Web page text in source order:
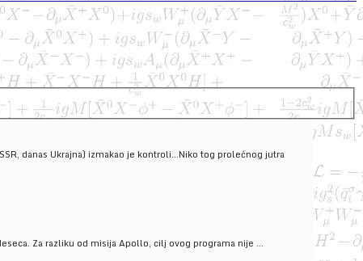
danas Ukrajna) izmakao je kontroli...Niko tog prolećnog jutra
Za razliku od misija Apollo, cilj ovog programa nije ...